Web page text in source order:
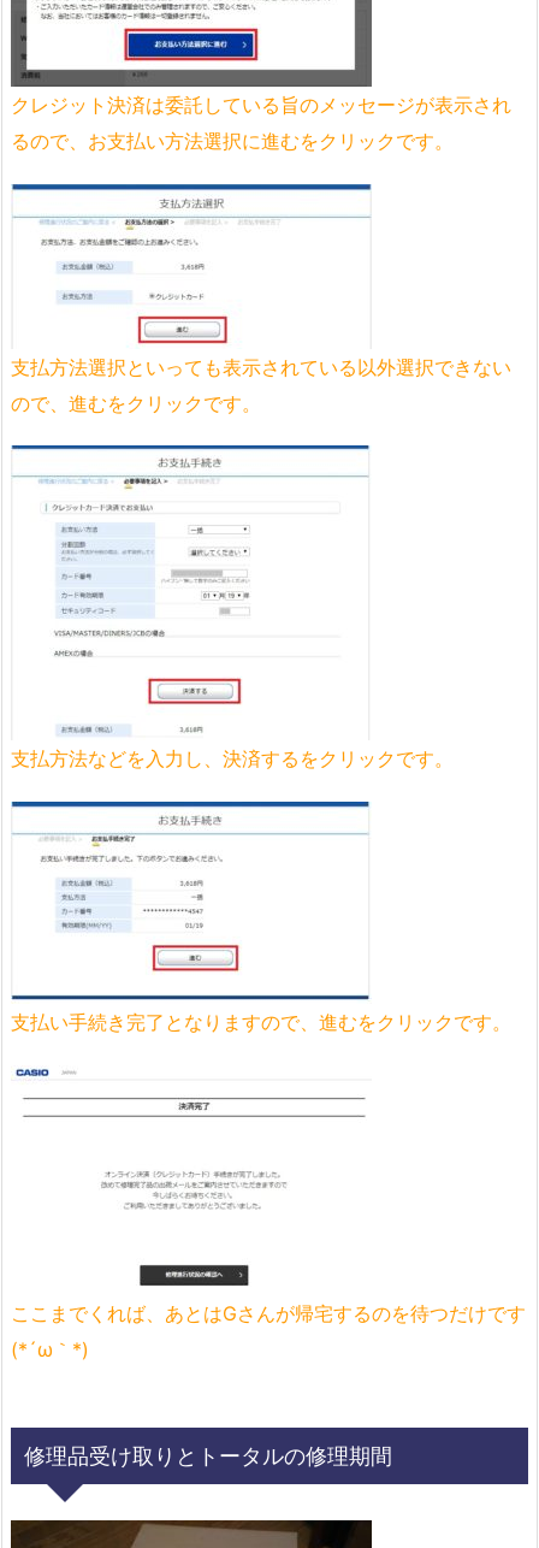
クレジット決済は委託している旨のメッセージが表示され
るので、お支払い方法選択に進むをクリックです。
支払方法選択といっても表示されている以外選択できない
ので、進むをクリックです。
支払方法などを入力し、決済するをクリックです。
支払い手続き完了となりますので、進むをクリックです。
ここまでくれば、あとはGさんが帰宅するのを待つだけです
(*´ω｀*)
修理品受け取りとトータルの修理期間